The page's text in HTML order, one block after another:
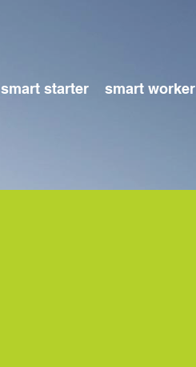
smart starter smart worker